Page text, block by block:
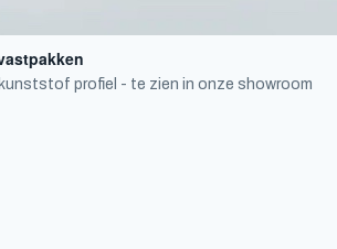
profiel - te zien in onze showroom